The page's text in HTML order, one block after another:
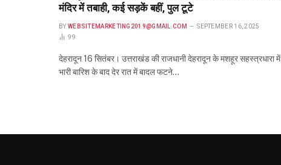
मंदिर में तबाही, कई सड़कें बहीं, पुल टूटे
BY WEBSITEMARKETING2019@GMAIL.COM
SEPTEMBER 16, 2025
99
देहरादून 16 सितंबर। उत्तराखंड की राजधानी देहरादून के मशहूर सहस्त्रधारा में
भारी बारिश के बाद देर रात में बादल फटने…